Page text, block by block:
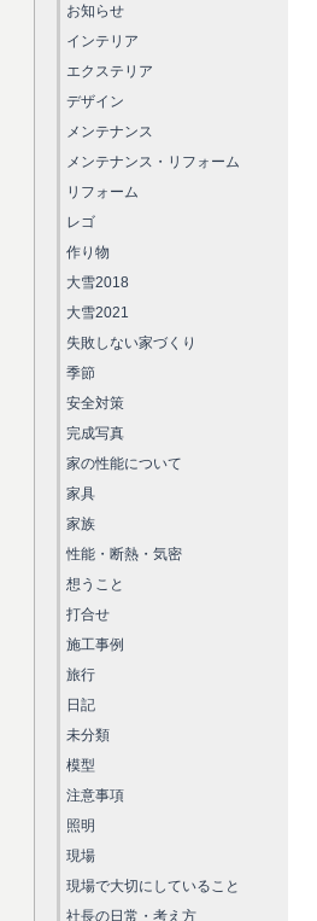
お知らせ
インテリア
エクステリア
デザイン
メンテナンス
メンテナンス・リフォーム
リフォーム
レゴ
作り物
大雪2018
大雪2021
失敗しない家づくり
季節
安全対策
完成写真
家の性能について
家具
家族
性能・断熱・気密
想うこと
打合せ
施工事例
旅行
日記
未分類
模型
注意事項
照明
現場
現場で大切にしていること
社長の日常・考え方